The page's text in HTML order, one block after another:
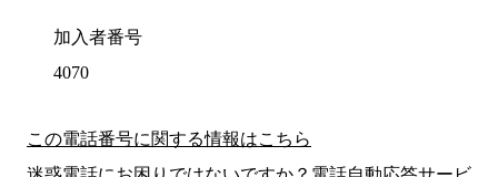
加入者番号
4070
この電話番号に関する情報はこちら